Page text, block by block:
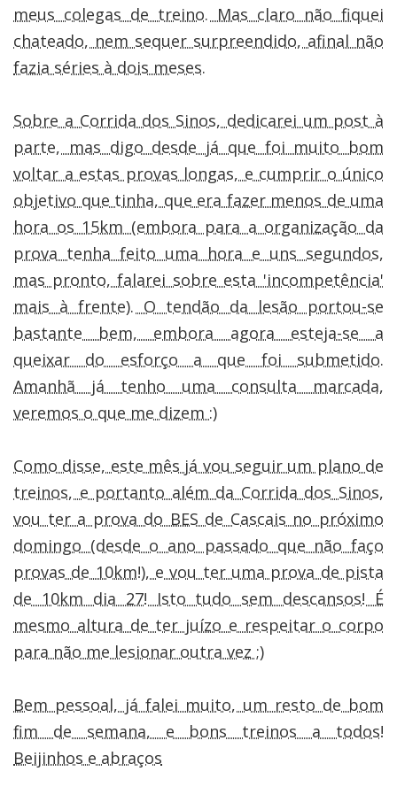
meus colegas de treino. Mas claro não fiquei
chateado, nem sequer surpreendido, afinal não
fazia séries à dois meses.
Sobre a Corrida dos Sinos, dedicarei um post à
parte, mas digo desde já que foi muito bom
voltar a estas provas longas, e cumprir o único
objetivo que tinha, que era fazer menos de uma
hora os 15km (embora para a organização da
prova tenha feito uma hora e uns segundos,
mas pronto, falarei sobre esta 'incompetência'
mais à frente). O tendão da lesão portou-se
bastante bem, embora agora esteja-se a
queixar do esforço a que foi submetido.
Amanhã já tenho uma consulta marcada,
veremos o que me dizem :)
Como disse, este mês já vou seguir um plano de
treinos, e portanto além da Corrida dos Sinos,
vou ter a prova do BES de Cascais no próximo
domingo (desde o ano passado que não faço
provas de 10km!), e vou ter uma prova de pista
de 10km dia 27! Isto tudo sem descansos! É
mesmo altura de ter juízo e respeitar o corpo
para não me lesionar outra vez ;)
Bem pessoal, já falei muito, um resto de bom
fim de semana, e bons treinos a todos!
Beijinhos e abraços